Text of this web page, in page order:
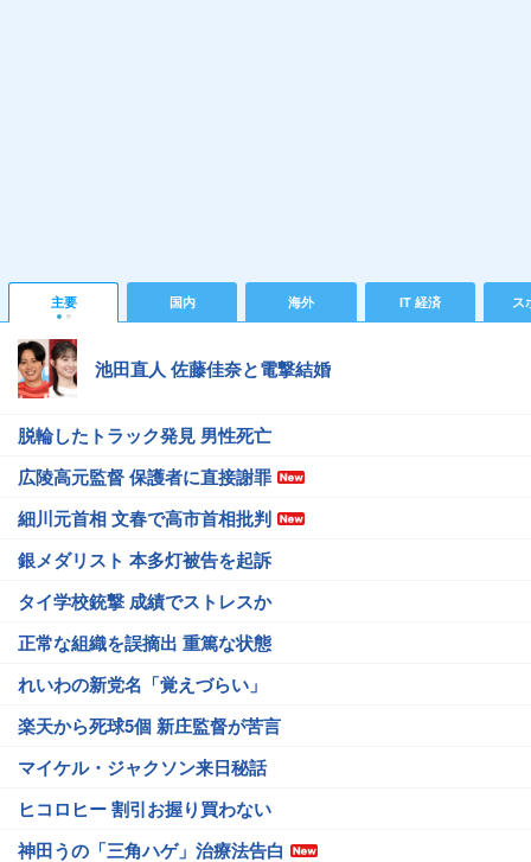
主要 国内 海外 IT 経済 ス
池田直人 佐藤佳奈と電撃結婚
脱輪したトラック発見 男性死亡
広陵高元監督 保護者に直接謝罪
細川元首相 文春で高市首相批判
銀メダリスト 本多灯被告を起訴
タイ学校銃撃 成績でストレスか
正常な組織を誤摘出 重篤な状態
れいわの新党名「覚えづらい」
楽天から死球5個 新庄監督が苦言
マイケル・ジャクソン来日秘話
ヒコロヒー 割引お握り買わない
神田うの「三角ハゲ」治療法告白